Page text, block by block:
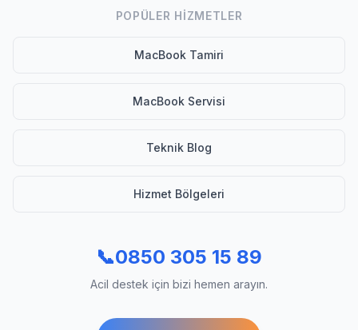
POPÜLER HIZMETLER
MacBook Tamiri
MacBook Servisi
Teknik Blog
Hizmet Bölgeleri
📞0850 305 15 89
Acil destek için bizi hemen arayın.